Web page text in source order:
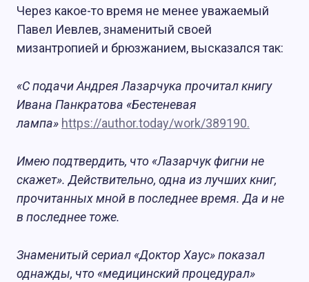
Через какое-то время не менее уважаемый
Павел Иевлев, знаменитый своей
мизантропией и брюзжанием, высказался так:
«С подачи Андрея Лазарчука прочитал книгу
Ивана Панкратова «Бестеневая
лампа» https://author.today/work/389190.
Имею подтвердить, что «Лазарчук фигни не
скажет». Действительно, одна из лучших книг,
прочитанных мной в последнее время. Да и не
в последнее тоже.
Знаменитый сериал «Доктор Хаус» показал
однажды, что «медицинский процедурал»